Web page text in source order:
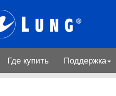
Где купить Поддержка